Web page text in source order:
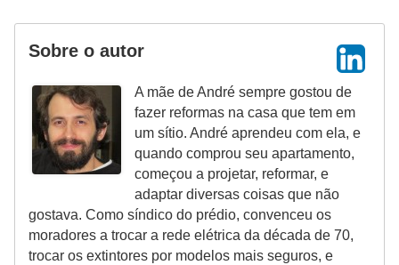
Sobre o autor
A mãe de André sempre gostou de
fazer reformas na casa que tem em
um sítio. André aprendeu com ela, e
quando comprou seu apartamento,
começou a projetar, reformar, e
adaptar diversas coisas que não
gostava. Como síndico do prédio, convenceu os
moradores a trocar a rede elétrica da década de 70,
trocar os extintores por modelos mais seguros, e